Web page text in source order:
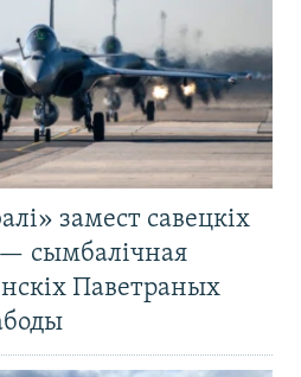
замест савецкіх
сымбалічная
Паветраных